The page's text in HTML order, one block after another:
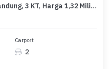
Hunian Favorit di Cigadung, Bandung, 3 KT, Harga 1,32 Miliar
Carport
2